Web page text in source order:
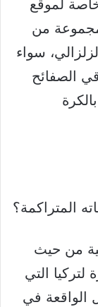
لموقع
من
سواء
الصفائح
المتراكمة؟
من حيث
لتركيا التي
الواقعة في